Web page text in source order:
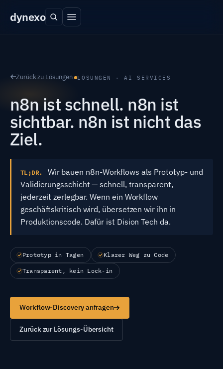
dynexo
Zurück zu Lösungen LÖSUNGEN · AI SERVICES
n8n ist schnell. n8n ist
sichtbar. n8n ist nicht das
Ziel.
TL;DR.
Wir bauen n8n-Workflows als Prototyp- und
Validierungsschicht — schnell, transparent,
jederzeit zerlegbar. Wenn ein Workflow
geschäftskritisch wird, übersetzen wir ihn in
Produktionscode. Dafür ist Dision Tech da.
Prototyp in Tagen Klarer Weg zu Code
Transparent, kein Lock-in
Workflow-Discovery anfragen
Zurück zur Lösungs-Übersicht